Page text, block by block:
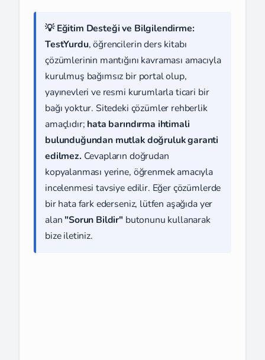
💡 Eğitim Desteği ve Bilgilendirme:
TestYurdu, öğrencilerin ders kitabı
çözümlerinin mantığını kavraması amacıyla
kurulmuş bağımsız bir portal olup,
yayınevleri ve resmi kurumlarla ticari bir
bağı yoktur. Sitedeki çözümler rehberlik
amaçlıdır; hata barındırma ihtimali
bulunduğundan mutlak doğruluk garanti
edilmez. Cevapların doğrudan
kopyalanması yerine, öğrenmek amacıyla
incelenmesi tavsiye edilir. Eğer çözümlerde
bir hata fark ederseniz, lütfen aşağıda yer
alan "Sorun Bildir" butonunu kullanarak
bize iletiniz.